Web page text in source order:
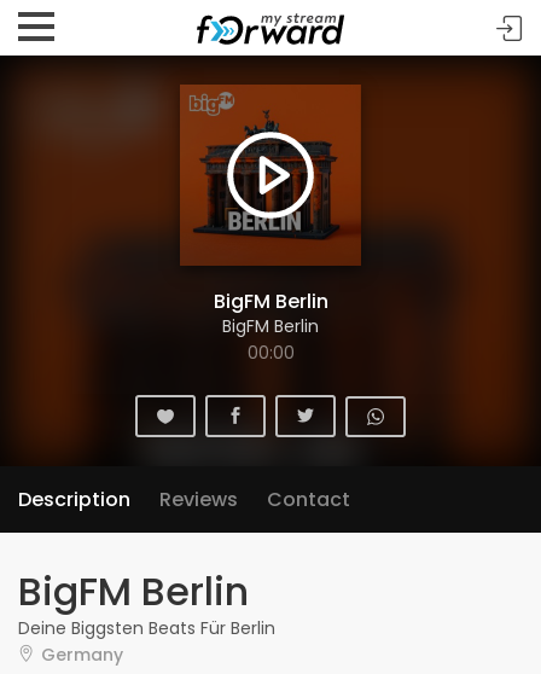
BigFM Berlin
BigFM Berlin
00:00
Description Reviews Contact
BigFM Berlin
Deine Biggsten Beats Für Berlin
Germany